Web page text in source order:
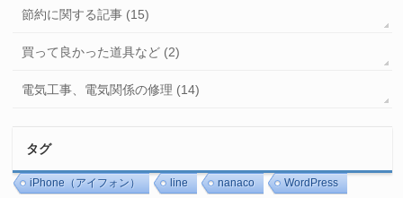
節約に関する記事 (15)
買って良かった道具など (2)
電気工事、電気関係の修理 (14)
タグ
iPhone（アイフォン） line nanaco WordPress